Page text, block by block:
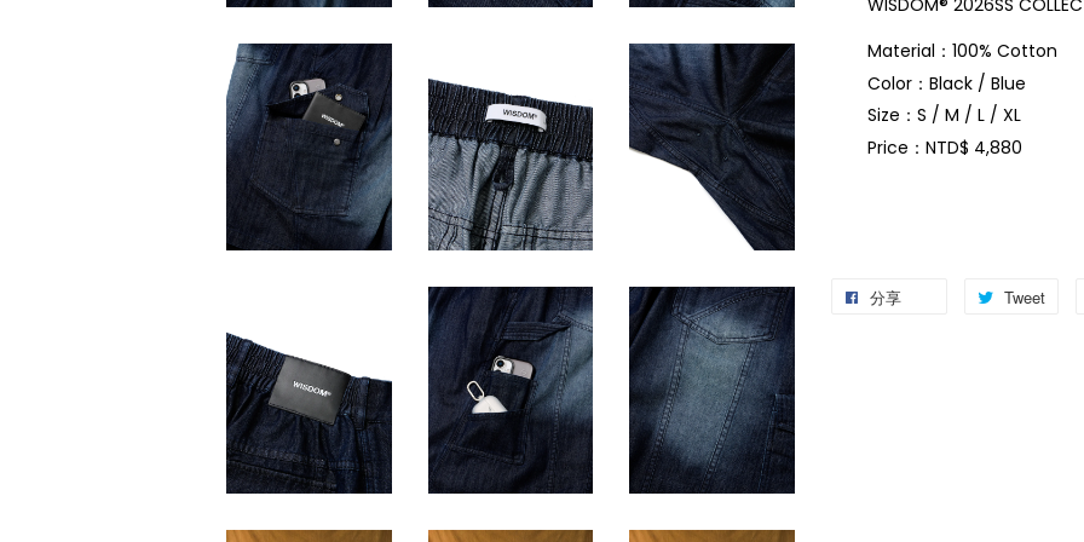
WISDOM® 2026SS
Material：100% Cotton
Color：Black / Blue
Size：S / M / L / XL
Price：NTD$ 4,880
分享 Tweet